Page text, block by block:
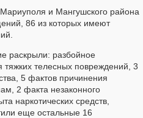
и Мангушского района
86 из которых имеют
раскрыли: разбойное
телесных повреждений, 3
5 фактов причинения
2 факта незаконного
наркотических средств,
еще остальные 16